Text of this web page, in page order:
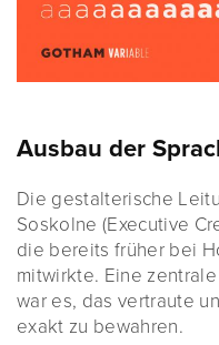
Ausbau der
Die gestalterische
Soskolne (Executive
die bereits früher bei
mitwirkte. Eine
war es, das vertraute
exakt zu bewahren.